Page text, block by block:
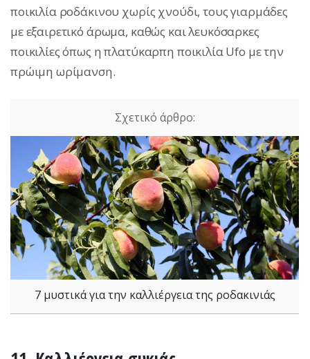
ποικιλία ροδάκινου χωρίς χνούδι, τους γιαρμάδες
με εξαιρετικό άρωμα, καθώς και λευκόσαρκες
ποικιλίες όπως η πλατύκαρπη ποικιλία Ufo με την
πρώιμη ωρίμανση.
7 μυστικά για την καλλιέργεια της ροδακινιάς